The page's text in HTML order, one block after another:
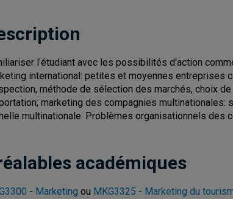
l'étudiant avec les possibilités d'action
international: petites et moyennes entreprises
méthode de sélection des marchés, choix
marketing des compagnies
multinationale. Problèmes organisationnels des
académiques
- Marketing ou MKG3325 - Marketing du